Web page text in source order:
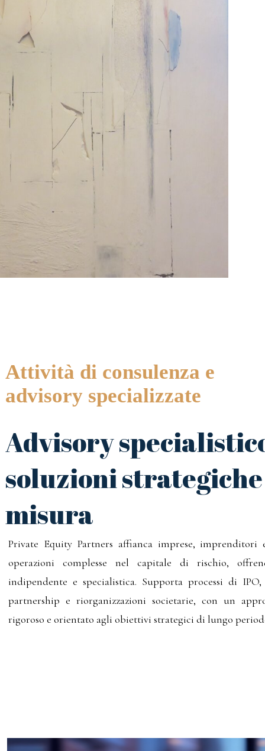
Attività di consulenza e
advisory specializzate
Advisory
soluzioni
misura
Private Equity Partners affianca imprese,
operazioni complesse nel capitale di rischio,
indipendente e specialistica. Supporta processi di
partnership e riorganizzazioni societarie, con un
rigoroso e orientato agli obiettivi strategici di lungo